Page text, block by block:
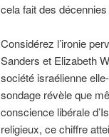
cela fait des décennies
Considérez l’ironie
Sanders et Elizabeth
société israélienne
sondage révèle que
conscience libérale
religieux, ce chiffre